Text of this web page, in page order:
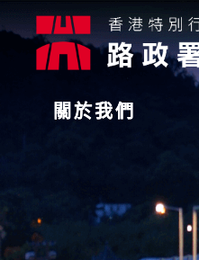
關於我們